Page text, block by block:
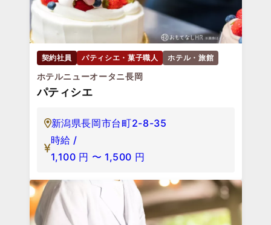
契約社員 パティシエ・菓子職人 ホテル・旅館
ホテルニューオータニ長岡
パティシエ
新潟県長岡市台町2-8-35
時給 /
1,100 円 〜 1,500 円